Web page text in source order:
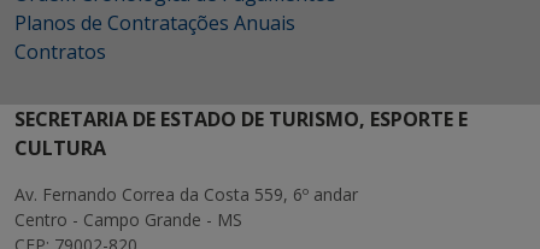
Planos de Contratações Anuais
Contratos
SECRETARIA DE ESTADO DE TURISMO, ESPORTE E
CULTURA
Av. Fernando Correa da Costa 559, 6º andar
Centro - Campo Grande - MS